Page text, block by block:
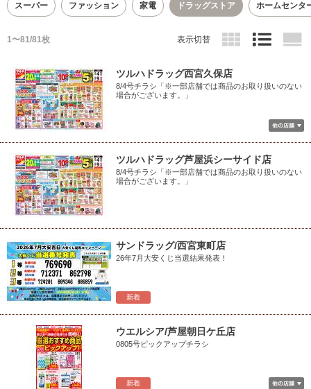
スーパー ファッション 家電 ドラッグストア ホームセンタ
1〜81/81枚 表示切替
ツルハドラッグ西宮久保店
8/4号チラシ「※一部店舗では商品のお取り扱いのない
場合がございます。」
ツルハドラッグ芦屋浜シーサイド店
8/4号チラシ「※一部店舗では商品のお取り扱いのない
場合がございます。」
新着
サンドラッグ/西宮東町店
26年7月大安くじ当選結果発表！
新着
ウエルシア/芦屋朝日ケ丘店
0805号ピックアップチラシ